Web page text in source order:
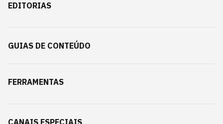
EDITORIAS
GUIAS DE CONTEÚDO
FERRAMENTAS
CANAIS ESPECIAIS